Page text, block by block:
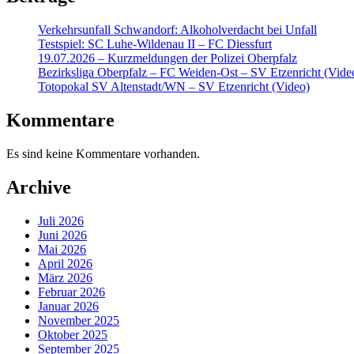
Verkehrsunfall Schwandorf: Alkoholverdacht bei Unfall
Testspiel: SC Luhe-Wildenau II – FC Diessfurt
19.07.2026 – Kurzmeldungen der Polizei Oberpfalz
Bezirksliga Oberpfalz – FC Weiden-Ost – SV Etzenricht
Totopokal SV Altenstadt/WN – SV Etzenricht (Video)
Kommentare
Es sind keine Kommentare vorhanden.
Archive
Juli 2026
Juni 2026
Mai 2026
April 2026
März 2026
Februar 2026
Januar 2026
November 2025
Oktober 2025
September 2025